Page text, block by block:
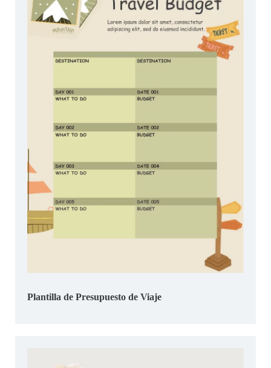
Plantilla de Presupuesto de Viaje